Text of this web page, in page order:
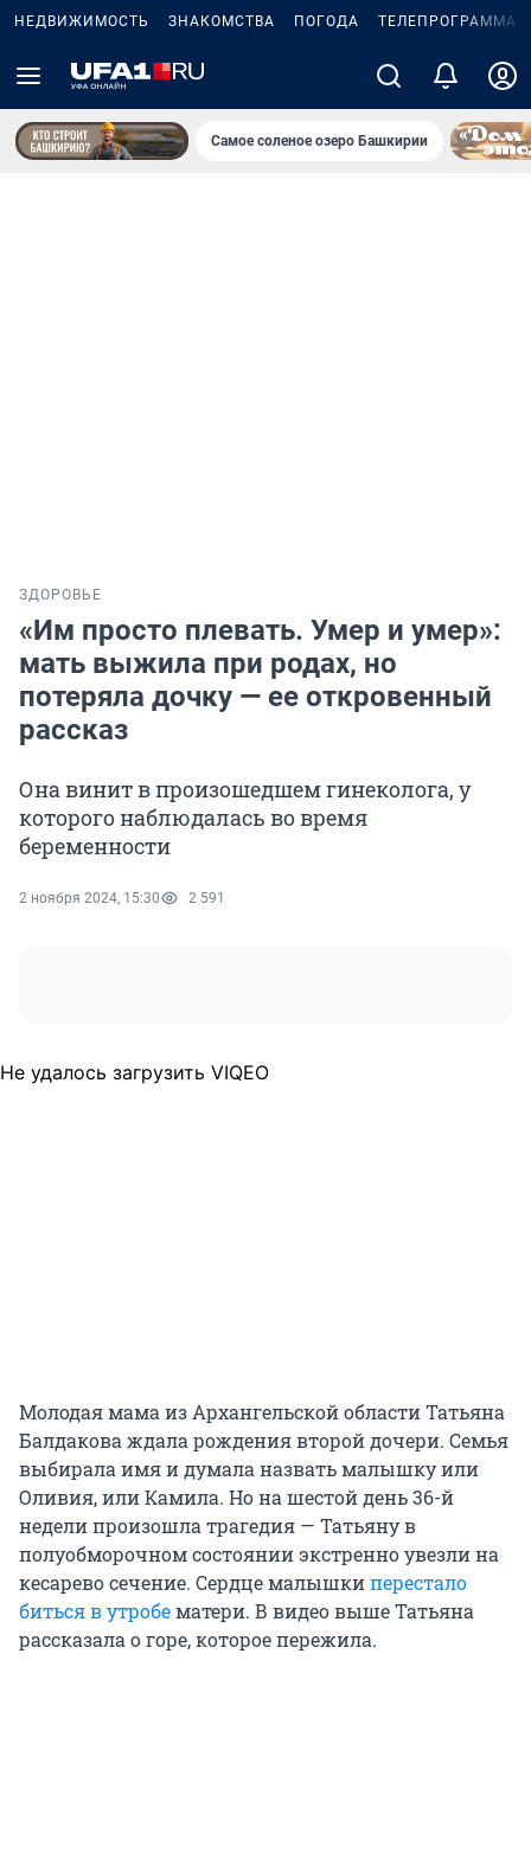
НЕДВИЖИМОСТЬ ЗНАКОМСТВА ПОГОДА ТЕЛЕПРОГРАММА
Самое соленое озеро Башкирии
ЗДОРОВЬЕ
«Им просто плевать. Умер и умер»:
мать выжила при родах, но
потеряла дочку — ее откровенный
рассказ
Она винит в произошедшем гинеколога, у
которого наблюдалась во время
беременности
2 ноября 2024, 15:30 2 591
Не удалось загрузить VIQEO
Молодая мама из Архангельской области Татьяна
Балдакова ждала рождения второй дочери. Семья
выбирала имя и думала назвать малышку или
Оливия, или Камила. Но на шестой день 36-й
недели произошла трагедия — Татьяну в
полуобморочном состоянии экстренно увезли на
кесарево сечение. Сердце малышкиперестало
биться в утробематери. В видео выше Татьяна
рассказала о горе, которое пережила.